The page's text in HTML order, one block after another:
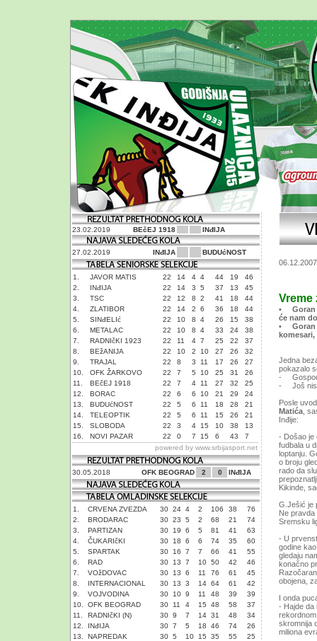
23.02.2019 BEčEJ 1918 INđIJA
27.02.2019 INđIJA BUDUćNOST
1. JAVOR MATIS 22 14 4 4 44 19
46
2.
INđIJA 22 14 3 5 37 13
45
3.
TSC 22 12 8 2 41 18
44
4.
ZLATIBOR 22 14 2 6 36 18
44
5.
SINđELIć 22 10 8 4 26 15
38
6.
METALAC 22 10 8 4 33 24
38
7.
RADNIčKI 1923 22 11 4 7 25 22
37
8.
BEžANIJA 22 10 2 10 27 26
32
9.
TRAJAL 22 8 3 11 17 26
27
10.
OFK ŽARKOVO 22 7 5 10 25 31
26
11.
BEčEJ 1918 22 7 4 11 27 32
25
12.
BORAC 22 6 6 10 21 29
24
13.
BUDUćNOST 22 5 6 11 18 28
21
14.
TELEOPTIK 22 5 6 11 15 26
21
15.
SLOBODA 22 3 4 15 10 38
13
16.
NOVI PAZAR 22 0 7 15 6 43
7
powered by www.srbijasport.net
30.05.2018 OFK BEOGRAD 2 0 INđIJA
1. CRVENA ZVEZDA 30 24 4 2 106 38
76
2.
BRODARAC 30 23 5 2 68 21
74
3.
PARTIZAN 30 19 6 5 81 41
63
4.
ČUKARIčKI 30 18 6 6 74 35
60
5.
SPARTAK 30 16 7 7 66 41
55
6.
RAD 30 13 7 10 50 42
46
7.
VOžDOVAC 30 13 6 11 76 61
45
8.
INTERNACIONAL 30 13 3 14 64 61
42
9.
VOJVODINA 30 10 9 11 48 39
39
10.
OFK BEOGRAD 30 11 4 15 48 58
37
11.
RADNIčKI (N) 30 9 7 14 31 48
34
12.
INđIJA 30 7 5 18 46 74
26
13.
NAPREDAK 30 5 10 15 35 55
25
06.12.2007
Vreme
• Goran
će nam
• Goran
Jedna
pokazalo
-
- Još
Posle
Matića ,
Inđije:
- Došao je
fudbala u
loptanju.
o broju
rado da
Kikinde,
G.Ješić je
Ne pravda
Sremsku
- U
godine
gledaju
konačno
obojena,
I onda
- Hajde da
skromnija
miliona